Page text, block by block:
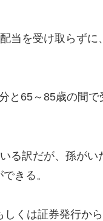
当を受け取らず
と65～85歳の間
る訳だが、孫が
きる。
くは証券発行か